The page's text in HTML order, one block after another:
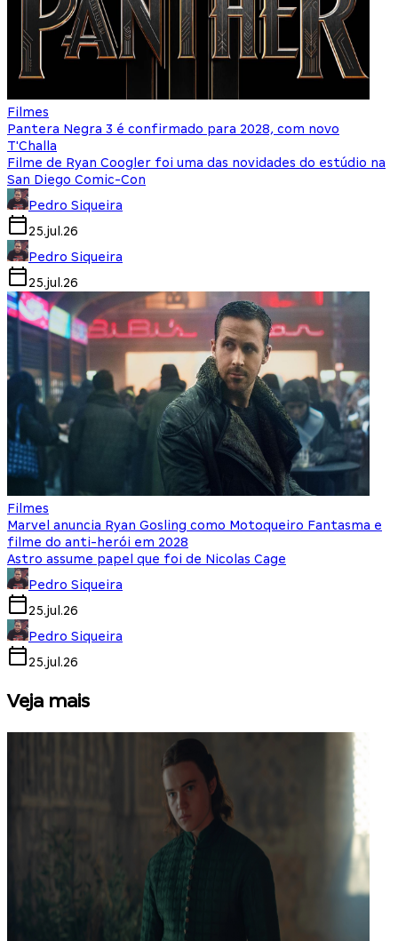
Filmes
Pantera Negra 3 é confirmado para 2028, com novo
T'Challa
Filme de Ryan Coogler foi uma das novidades do estúdio na
San Diego Comic-Con
Pedro Siqueira
25.jul.26
Pedro Siqueira
25.jul.26
Filmes
Marvel anuncia Ryan Gosling como Motoqueiro Fantasma e
filme do anti-herói em 2028
Astro assume papel que foi de Nicolas Cage
Pedro Siqueira
25.jul.26
Pedro Siqueira
25.jul.26
Veja mais